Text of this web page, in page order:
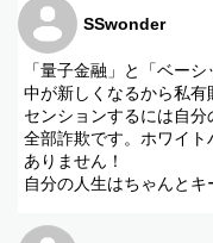
SSwonder
「量子金融」と「ベー
中が新しくなるから私
センションするには自分
全部詐欺です。ホワイ
ありません！
自分の人生はちゃんとキ